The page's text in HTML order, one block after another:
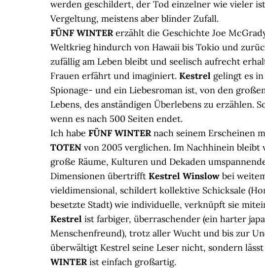
werden geschildert, der Tod einzelner wie vieler
Vergeltung, meistens aber blinder Zufall.
FÜNF WINTERerzählt die Geschichte Joe
Weltkrieg hindurch von Hawaii bis Tokio und
zufällig am Leben bleibt und seelisch aufrecht
Frauen erfährt und imaginiert. Kestrel gelingt es
Spionage- und ein Liebesroman ist, von den
Lebens, des anständigen Überlebens zu erzählen.
wenn es nach 500 Seiten endet.
Ich habe FÜNF WINTERnach seinem Erscheinen
TOTEN von 2005 verglichen. Im Nachhinein
große Räume, Kulturen und Dekaden
Dimensionen übertrifft Kestrel Winslow bei
vieldimensional, schildert kollektive Schicksale
besetzte Stadt) wie individuelle, verknüpft sie
Kestrel ist farbiger, überraschender (ein harter
Menschenfreund), trotz aller Wucht und bis zur
überwältigt Kestrel seine Leser nicht, sondern
WINTERist einfach großartig.